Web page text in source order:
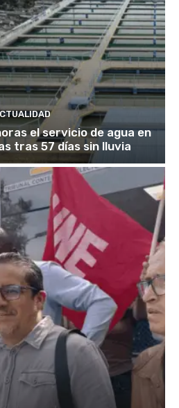
el servicio de agua en
tras 57 días sin lluvia